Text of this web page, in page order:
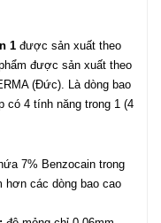
1 được sản xuất theo
được sản xuất theo
(Đức). Là dòng bao
có 4 tính năng trong 1 (4
7% Benzocain trong
hơn các dòng bao cao